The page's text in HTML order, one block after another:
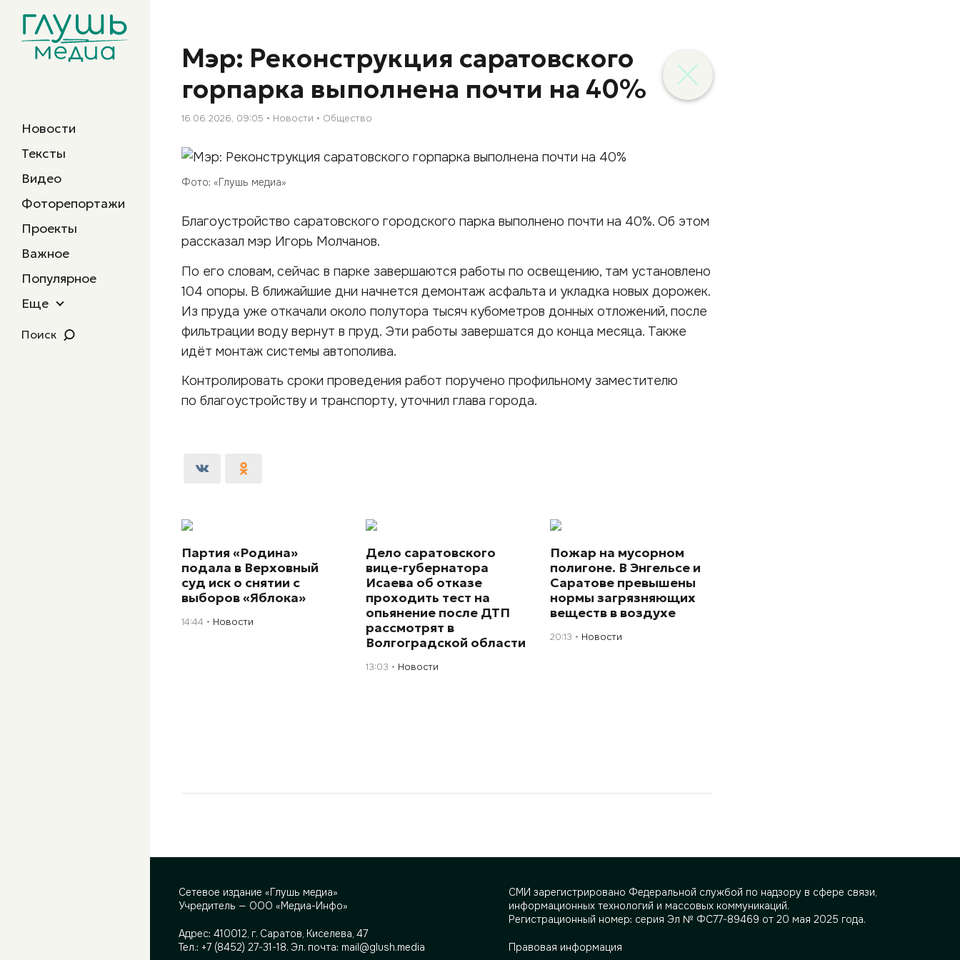
Новости
Тексты
Видео
Фоторепортажи
Проекты
Важное
Популярное
Еще
Поиск
Мэр: Реконструкция саратовского
горпарка выполнена почти на 40%
16.06.2026, 09:05 Новости Общество
Фото: «Глушь медиа»
Благоустройство саратовского городского парка выполнено почти на 40%. Об этом
рассказал мэр Игорь Молчанов.
По его словам, сейчас в парке завершаются работы по освещению, там установлено
104 опоры. В ближайшие дни начнется демонтаж асфальта и укладка новых дорожек.
Из пруда уже откачали около полутора тысяч кубометров донных отложений, после
фильтрации воду вернут в пруд. Эти работы завершатся до конца месяца. Также
идёт монтаж системы автополива.
Контролировать сроки проведения работ поручено профильному заместителю
по благоустройству и транспорту, уточнил глава города.
Партия «Родина»
подала в Верховный
суд иск о снятии с
выборов «Яблока»
14:44 Новости
Дело саратовского
вице-губернатора
Исаева об отказе
проходить тест на
опьянение после ДТП
рассмотрят в
Волгоградской области
13:03 Новости
Пожар на мусорном
полигоне. В Энгельсе и
Саратове превышены
нормы загрязняющих
веществ в воздухе
20:13 Новости
Сетевое издание «Глушь медиа»
Учредитель — ООО «Медиа-Инфо»
Адрес: 410012, г. Саратов, Киселева, 47
Тел.: +7 (8452) 27-31-18. Эл. почта: mail@glush.media
СМИ зарегистрировано Федеральной службой по надзору в сфере связи,
информационных технологий и массовых коммуникаций.
Регистрационный номер: серия Эл № ФС77-89469 от 20 мая 2025 года.
Правовая информация